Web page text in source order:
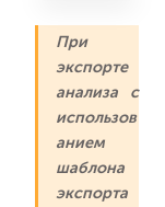
При
экспорте
анализа с
использов
анием
шаблона
экспорта